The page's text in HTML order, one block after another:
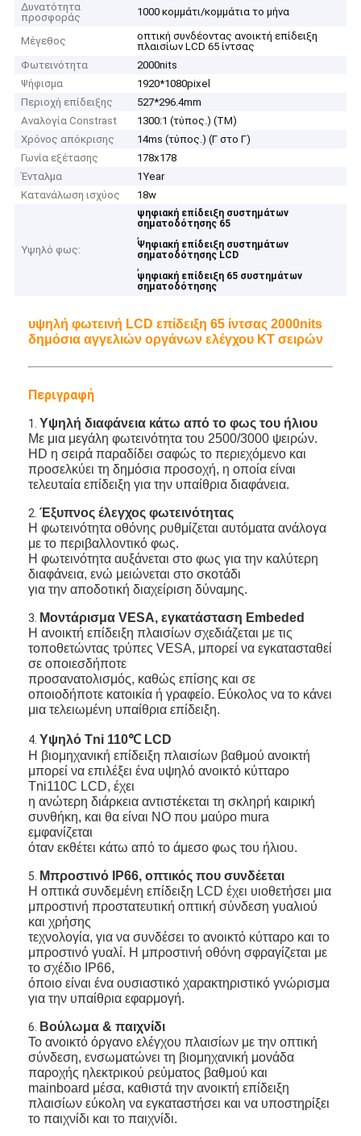
Σπίτι
Προϊόντα
Βίντεο
Δυνατότητα
προσφοράς
1000 κομμάτι/κομμάτια το μήνα
Μέγεθος
οπτική συνδέοντας ανοικτή επίδειξη
πλαισίων LCD 65 ίντσας
Φωτεινότητα
2000nits
Ψήφισμα
1920*1080pixel
Περιοχή επίδειξης
527*296.4mm
Αναλογία Constrast
1300:1 (τύπος.) (TM)
Χρόνος απόκρισης
14ms (τύπος.) (Γ στο Γ)
Γωνία εξέτασης
178x178
Ένταλμα
1Year
Κατανάλωση ισχύος
18w
Υψηλό φως:
ψηφιακή επίδειξη συστημάτων
σηματοδότησης 65
,
Ψηφιακή επίδειξη συστημάτων
σηματοδότησης LCD
,
ψηφιακή επίδειξη 65 συστημάτων
σηματοδότησης
υψηλή φωτεινή LCD επίδειξη 65 ίντσας 2000nits
δημόσια αγγελιών οργάνων ελέγχου KT σειρών
Περιγραφή
1. Υψηλή διαφάνεια κάτω από το φως του ήλιου
Με μια μεγάλη φωτεινότητα του 2500/3000 ψειρών.
HD η σειρά παραδίδει σαφώς το περιεχόμενο και
προσελκύει τη δημόσια προσοχή, η οποία είναι
τελευταία επίδειξη για την υπαίθρια διαφάνεια.
2.Έξυπνος έλεγχος φωτεινότητας
Η φωτεινότητα οθόνης ρυθμίζεται αυτόματα ανάλογα
με το περιβαλλοντικό φως.
Η φωτεινότητα αυξάνεται στο φως για την καλύτερη
διαφάνεια, ενώ μειώνεται στο σκοτάδι
για την αποδοτική διαχείριση δύναμης.
3.
Μοντάρισμα VESA, εγκατάσταση Embeded
Η ανοικτή επίδειξη πλαισίων σχεδιάζεται με τις
τοποθετώντας τρύπες VESA, μπορεί να εγκατασταθεί
σε οποιεσδήποτε
προσανατολισμός, καθώς επίσης και σε
οποιοδήποτε κατοικία ή γραφείο. Εύκολος να το κάνει
μια τελειωμένη υπαίθρια επίδειξη.
4. Υψηλό Tni 110℃ LCD
Η βιομηχανική επίδειξη πλαισίων βαθμού ανοικτή
μπορεί να επιλέξει ένα υψηλό ανοικτό κύτταρο
Tni110C LCD, έχει
η ανώτερη διάρκεια αντιστέκεται τη σκληρή καιρική
συνθήκη, και θα είναι ΝΟ που μαύρο mura
εμφανίζεται
όταν εκθέτει κάτω από το άμεσο φως του ήλιου.
5.
Μπροστινό IP66, οπτικός που συνδέεται
Η οπτικά συνδεμένη επίδειξη LCD έχει υιοθετήσει μια
μπροστινή προστατευτική οπτική σύνδεση γυαλιού
και χρήσης
τεχνολογία, για να συνδέσει το ανοικτό κύτταρο και το
μπροστινό γυαλί. Η μπροστινή οθόνη σφραγίζεται με
το σχέδιο IP66,
όποιο είναι ένα ουσιαστικό χαρακτηριστικό γνώρισμα
για την υπαίθρια εφαρμογή.
6.
Βούλωμα & παιχνίδι
Το ανοικτό όργανο ελέγχου πλαισίων με την οπτική
σύνδεση, ενσωματώνει τη βιομηχανική μονάδα
παροχής ηλεκτρικού ρεύματος βαθμού και
mainboard μέσα, καθιστά την ανοικτή επίδειξη
πλαισίων εύκολη να εγκαταστήσει και να υποστηρίξει
το παιχνίδι και το παιχνίδι.